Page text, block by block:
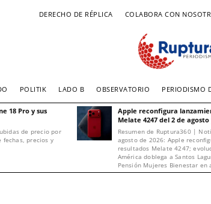
DERECHO DE RÉPLICA COLABORA CON
POLITIK LADO B OBSERVATORIO PERIODISMO
18 Pro y sus
de precio por
fechas, precios y
Apple reconfigura
Melate 4247 del 2 de agosto
Resumen de Ruptura360 |
agosto de 2026: Apple
resultados Melate 4247;
América doblega a Santos
Pensión Mujeres Bienestar en